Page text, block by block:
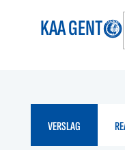
KAA GENT
VERSLAG